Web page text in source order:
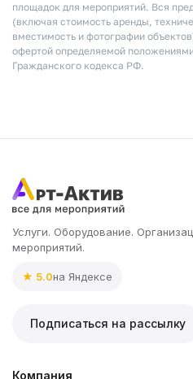
площадок для мероприятий. Вся
(включая стоимость аренды,
вместимость и фотографии
офертой определяемой
Гражданского кодекса РФ.
Услуги. Оборудование.
мероприятий.
★ 5.0на Яндексе
Подписаться на рассылку
Компания